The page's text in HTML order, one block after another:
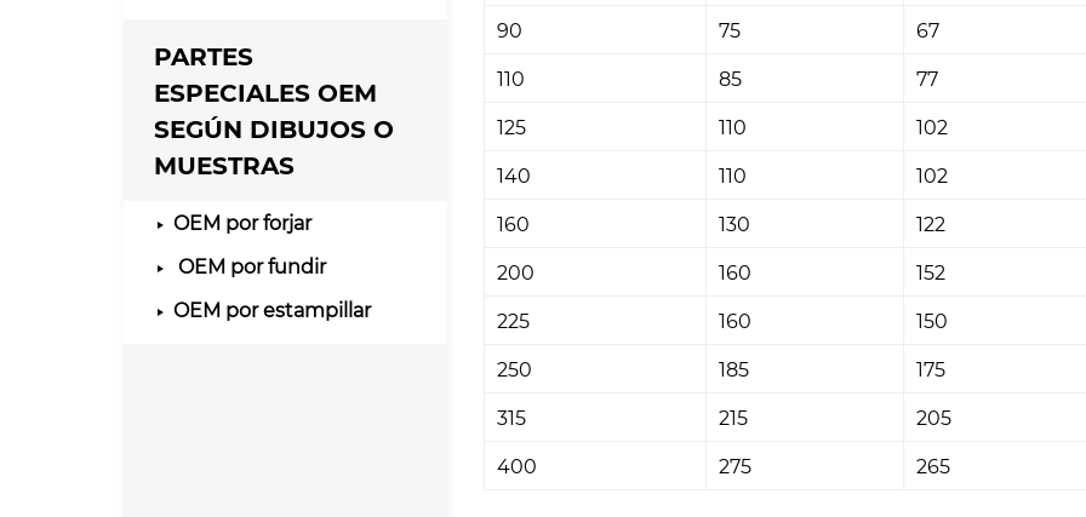
PARTES
ESPECIALES OEM
SEGÚN DIBUJOS O
MUESTRAS
OEM por forjar
OEM por fundir
OEM por estampillar
90
75 67
110
85 77
125
110 102
140
110 102
160
130 122
200
160 152
225
160 150
250
185 175
315
215 205
400
275 265